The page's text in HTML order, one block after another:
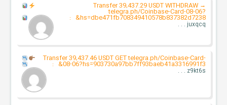
Transfer 39,437.29 USDT WITHDRAW →
telegra.ph/Coinbase-Card-08-06?
hs=dbe471fb708349410578b837382d7238&
:
juxqcq . . .
Transfer 39,437.46 USDT GETtelegra.ph/Coinbase-Card-
08-06?hs=903730a97bb7ff93baeb41a3316991f3&
:
z9kt6s . . .